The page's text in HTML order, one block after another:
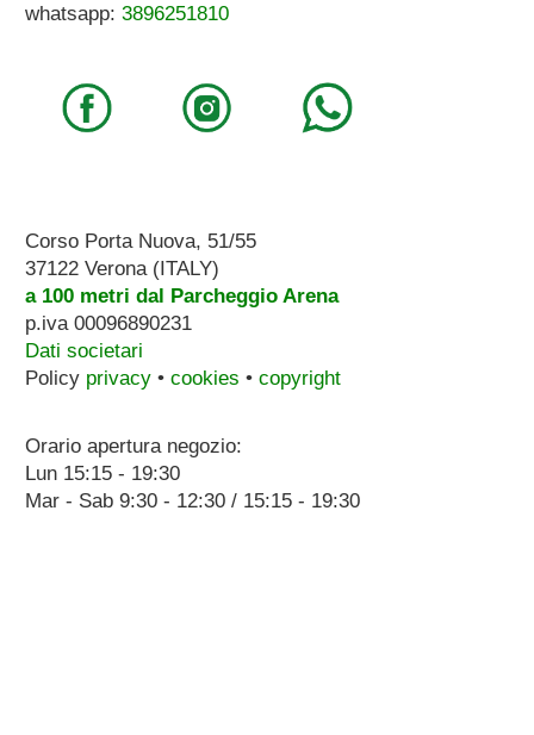
whatsapp: 3896251810
Corso Porta Nuova, 51/55
37122 Verona (ITALY)
a 100 metri dal Parcheggio Arena
p.iva 00096890231
Dati societari
Policy privacy• cookies • copyright
Orario apertura negozio:
Lun 15:15 - 19:30
Mar - Sab 9:30 - 12:30 / 15:15 - 19:30